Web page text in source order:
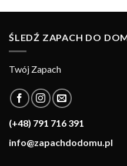
ŚLEDŹ ZAPACH DO
Twój Zapach
(+48) 791 716 391
info@zapachdodomu.pl